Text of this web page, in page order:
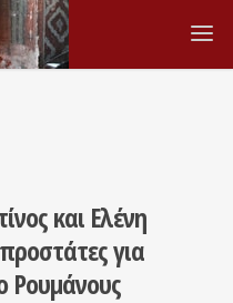
και Ελένη
για
Ρουμάνους